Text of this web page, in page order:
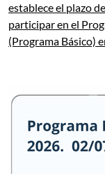
establece el plazo
participar en el
(Programa Básico)